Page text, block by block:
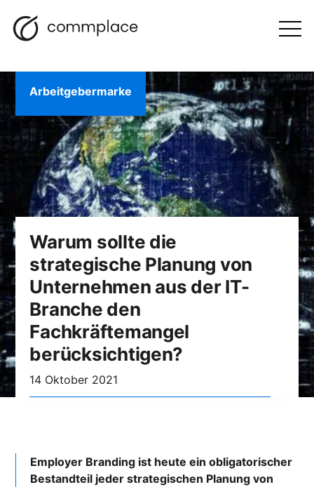
Zum
Inhalt
Navigation
BLOGGEN
Warum sollte die
strategische Planung von
Unternehmen aus der IT-
Branche den
Fachkräftemangel
berücksichtigen?
14 Oktober 2021
Arbeitgebermarke
Employer Branding ist heute ein obligatorischer
Bestandteil jeder strategischen Planung von